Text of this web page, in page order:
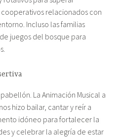
relacionados con
Incluso las familias
juegos del bosque para
La Animación Musical a
hizo bailar, cantar y reír a
idóneo para fortalecer la
y celebrar la alegría de estar